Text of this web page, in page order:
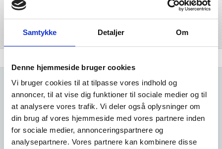
Samtykke Detaljer Om
Denne hjemmeside bruger cookies
Vi bruger cookies til at tilpasse vores indhold og
annoncer, til at vise dig funktioner til sociale medier og til
at analysere vores trafik. Vi deler også oplysninger om
din brug af vores hjemmeside med vores partnere inden
for sociale medier, annonceringspartnere og
analysepartnere. Vores partnere kan kombinere disse
branchegrupperingen undervisning .
Del på linkedIn Del på facebook
Kun adgang for